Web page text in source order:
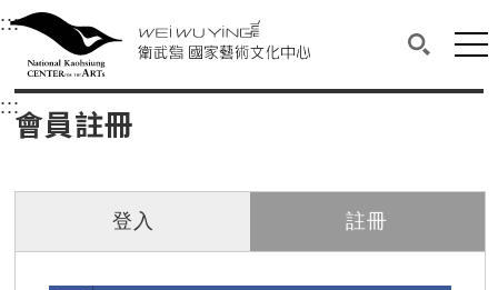
衛武營國家藝術文化中心
中央內容區塊，為本頁主要內容區。
:::選單連結區塊，此區塊列有本網站主要連結。
衛武營國家藝術文化中心
搜尋(開
網
::: 中央內容區塊，為本頁主要內容區。
會員註冊
登入 註冊